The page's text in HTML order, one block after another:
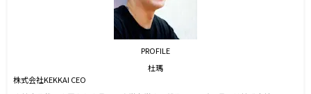
PROFILE
杜瑪
株式会社KEKKAI CEO